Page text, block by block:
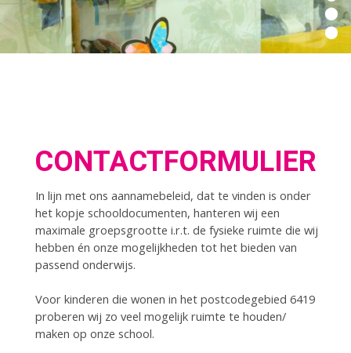
CONTACTFORMULIER
In lijn met ons aannamebeleid, dat te vinden is onder
het kopje schooldocumenten, hanteren wij een
maximale groepsgrootte i.r.t. de fysieke ruimte die wij
hebben én onze mogelijkheden tot het bieden van
passend onderwijs.
Voor kinderen die wonen in het postcodegebied 6419
proberen wij zo veel mogelijk ruimte te houden/
maken op onze school.